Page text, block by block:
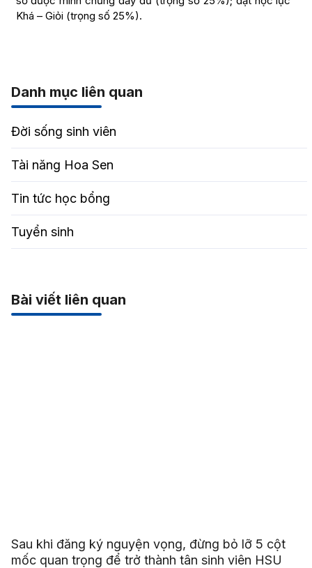
Khá – Giỏi (trọng số 25%).
Danh mục liên quan
Đời sống sinh viên
Tài năng Hoa Sen
Tin tức học bổng
Tuyển sinh
Bài viết liên quan
Sau khi đăng ký nguyện vọng, đừng bỏ lỡ 5 cột
mốc quan trọng để trở thành tân sinh viên HSU